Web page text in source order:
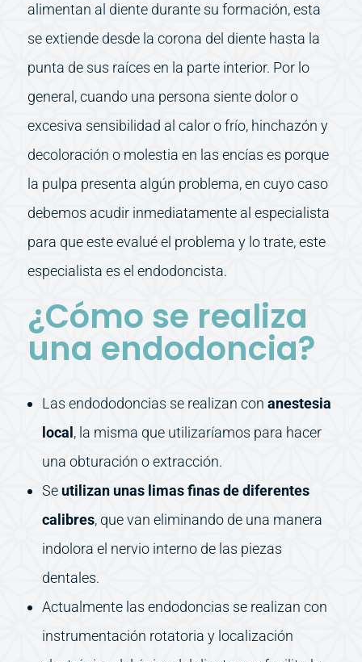
alimentan al diente durante su formación, esta
se extiende desde la corona del diente hasta la
punta de sus raíces en la parte interior. Por lo
general, cuando una persona siente dolor o
excesiva sensibilidad al calor o frío, hinchazón y
decoloración o molestia en las encías es porque
la pulpa presenta algún problema, en cuyo caso
debemos acudir inmediatamente al especialista
para que este evalué el problema y lo trate, este
especialista es el endodoncista.
¿Cómo se realiza
una endodoncia?
Las endododoncias se realizan con anestesia
local , la misma que utilizaríamos para hacer
una obturación o extracción.
Se utilizan unas limas finas de diferentes
calibres, que van eliminando de una manera
indolora el nervio interno de las piezas
dentales.
Actualmente las endodoncias se realizan con
instrumentación rotatoria y localización